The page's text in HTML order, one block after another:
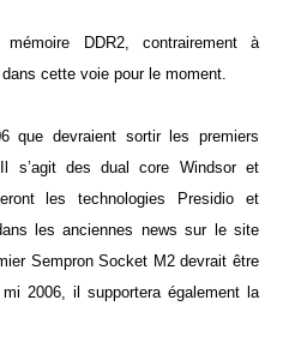
DDR2, contrairement à
cette voie pour le moment.
que devraient sortir les premiers
s’agit des dual core Windsor et
les technologies Presidio et
les anciennes news sur le site
Sempron Socket M2 devrait être
2006, il supportera également la